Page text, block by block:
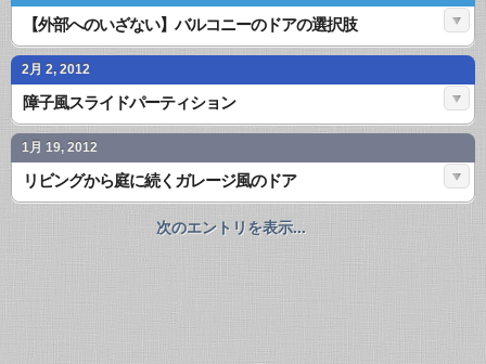
【外部へのいざない】バルコニーのドアの選択肢
2月 2, 2012
障子風スライドパーティション
1月 19, 2012
リビングから庭に続くガレージ風のドア
次のエントリを表示...